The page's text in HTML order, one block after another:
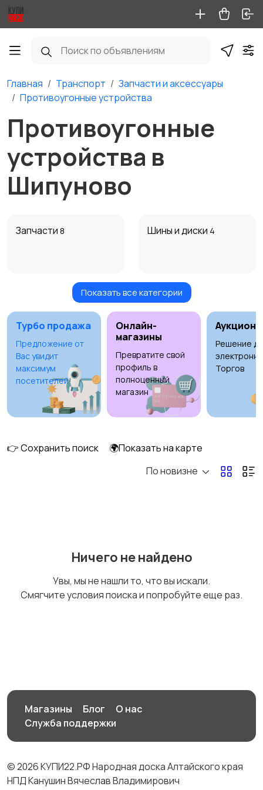
Главная Транспорт
Запчасти и аксессуары
Противоугонные устройства
Противоугонные
устройства в
Шипуново
Запчасти 8 Шины и диски 4
Масла и автохимия
Автоэлектроника и
GPS
Аксессуары и
инструменты
Аудио и видео
устройства
прицепы1
Показать все категории
Турбо продажа
Предложение от
Вас увидит
максимум
посетителей!
Онлайн-
магазины
Превратите свой
профиль в
полноценный
магазин
Аукционы
Решение
Торгов
👉 Сохранить поиск
🌍Показать на карте
По новизне
Ничего не найдено
Увы, мы не нашли то, что вы искали.
Смягчите условия поиска и попробуйте еще раз.
Магазины Блог
О нас
Служба поддержки
© 2026 КУПИ22.РФ Народная доска Алтайского края
НПД Канушин Вячеслав Владимирович